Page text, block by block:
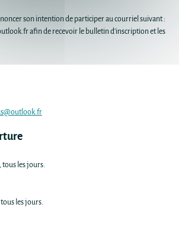
son intention de participer au courriel suivant :
afin de recevoir le bulletin d'inscription et les
tous les jours.
les jours.